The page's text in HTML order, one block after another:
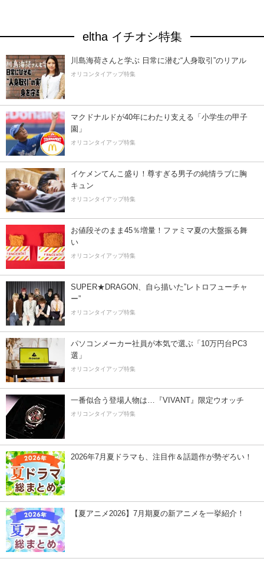
eltha イチオシ特集
川島海荷さんと学ぶ 日常に潜む“人身取引”のリアル
オリコンタイアップ特集
マクドナルドが40年にわたり支える「小学生の甲子
園」
オリコンタイアップ特集
イケメンてんこ盛り！尊すぎる男子の純情ラブに胸
キュン
オリコンタイアップ特集
お値段そのまま45％増量！ファミマ夏の大盤振る舞
い
オリコンタイアップ特集
SUPER★DRAGON、自ら描いた”レトロフューチャ
ー”
オリコンタイアップ特集
パソコンメーカー社員が本気で選ぶ「10万円台PC3
選」
オリコンタイアップ特集
一番似合う登場人物は…『VIVANT』限定ウオッチ
オリコンタイアップ特集
2026年7月夏ドラマも、注目作＆話題作が勢ぞろい！
【夏アニメ2026】7月期夏の新アニメを一挙紹介！